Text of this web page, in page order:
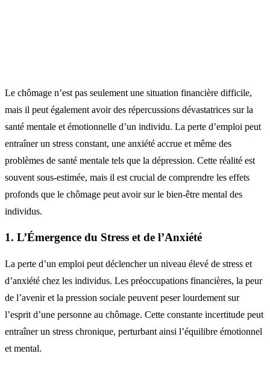
Le chômage n’est pas seulement une situation financière difficile,
mais il peut également avoir des répercussions dévastatrices sur la
santé mentale et émotionnelle d’un individu. La perte d’emploi peut
entraîner un stress constant, une anxiété accrue et même des
problèmes de santé mentale tels que la dépression. Cette réalité est
souvent sous-estimée, mais il est crucial de comprendre les effets
profonds que le chômage peut avoir sur le bien-être mental des
individus.
1. L’Émergence du Stress et de l’Anxiété
La perte d’un emploi peut déclencher un niveau élevé de stress et
d’anxiété chez les individus. Les préoccupations financières, la peur
de l’avenir et la pression sociale peuvent peser lourdement sur
l’esprit d’une personne au chômage. Cette constante incertitude peut
entraîner un stress chronique, perturbant ainsi l’équilibre émotionnel
et mental.